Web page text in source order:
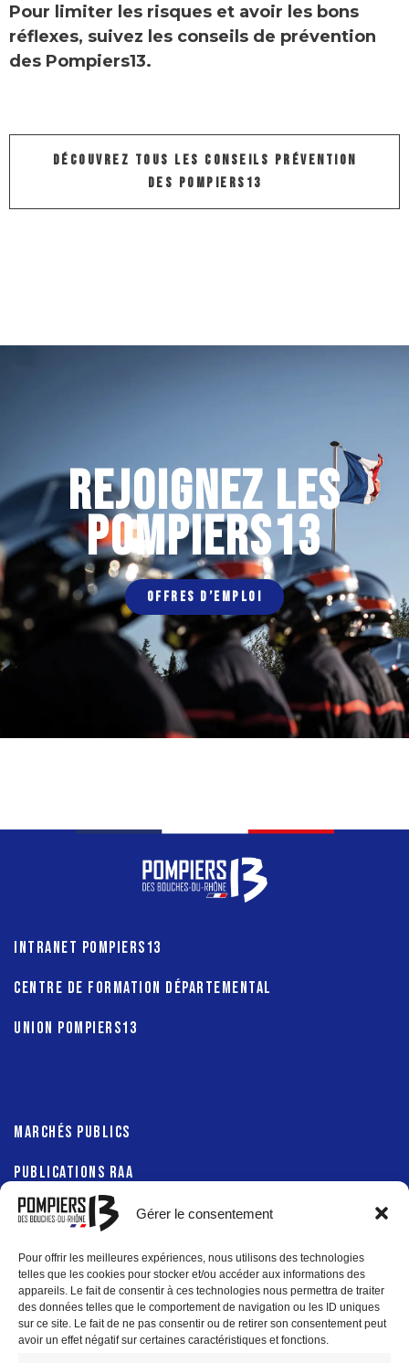
Gérer le consentement
Pour offrir les meilleures expériences, nous utilisons des technologies
telles que les cookies pour stocker et/ou accéder aux informations des
appareils. Le fait de consentir à ces technologies nous permettra de traiter
des données telles que le comportement de navigation ou les ID uniques
sur ce site. Le fait de ne pas consentir ou de retirer son consentement peut
avoir un effet négatif sur certaines caractéristiques et fonctions.
Pour limiter les risques et avoir les bons
réflexes, suivez les conseils de prévention
des Pompiers13.
DÉCOUVREZ TOUS LES CONSEILS PRÉVENTION
DES POMPIERS13
REJOIGNEZ LES
POMPIERS13
OFFRES D’EMPLOI
INTRANET POMPIERS13
CENTRE DE FORMATION DÉPARTEMENTAL
UNION POMPIERS13
MARCHÉS PUBLICS
PUBLICATIONS RAA
PRÉFECTURE 13
DÉPARTEMENT 13